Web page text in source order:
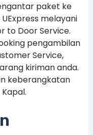
paket ke
melayani
to Door Service.
pengambilan
Service,
kiriman anda.
keberangkatan